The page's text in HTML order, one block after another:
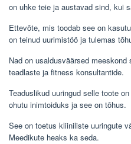
on uhke teie ja austavad sind, kui
Ettevõte, mis toodab see on
on teinud uurimistöö ja tulemas
Nad on usaldusväärsed
teadlaste ja fitness konsultantide.
Teaduslikud uuringud selle toote
ohutu inimtoiduks ja see on tõhus.
See on toetus kliiniliste uuringute
Meedikute heaks ka seda.